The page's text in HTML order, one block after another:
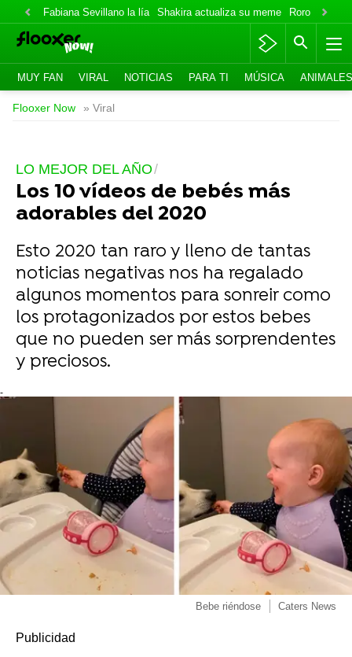
Fabiana Sevillano la lía Shakira actualiza su meme Roro lo niega
MUY FAN VIRAL NOTICIAS PARA TI MÚSICA ANIMALES
Flooxer Now » Viral
LO MEJOR DEL AÑO
Los 10 vídeos de bebés más
adorables del 2020
Esto 2020 tan raro y lleno de tantas
noticias negativas nos ha regalado
algunos momentos para sonreir como
los protagonizados por estos bebes
que no pueden ser más sorprendentes
y preciosos.
-
Bebe riéndose Caters News